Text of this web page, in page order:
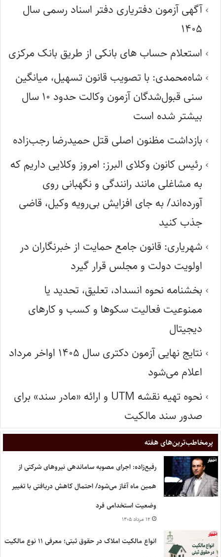
آگهی آزمون دفتریاری دفتر اسناد رسمی سال
۱۴۰۵
استعلام حساب های بانکی از طریق بانک مرکزی
شاه‌محمدی: با تصویب قانون تسهیل، میانگین
سنی قبول‌شدگان آزمون وکالت حدود ۱۰ سال
بیشتر شده است
بازداشت مظنون اصلی قتل حمیدرضا رجب‌زاده
رئیس کانون وکلای البرز: امروز وکلایی داریم که
به مشاغلی مانند رانندگی و نگهبانی روی
آورده‌اند/ به جای افزایش بی‌رویه وکیل، قاضی
جذب کنید
شهریاری: قانون جامع حمایت از خبرنگاران در
اولویت دولت و مجلس قرار گیرد
بخشنامه نحوه انسداد، تعلیق، تحدید یا
ممنوعیت فعالیت سکوها و کسب و کارهای
دیجیتال
نتایج نهایی آزمون دکتری سال ۱۴۰۵ اواخر مرداد
اعلام می‌شود
نحوه تهیه نقشه UTM و ارائه «مادر سند» برای
صدور سند مالکیت
پر‌مخاطب‌ترین‌های هفته
رفیع‌زاده: اجرای مصوبه ساماندهی نیروهای شرکتی از
همین ماه آغاز می‌شود/ احتمال کاهش دریافتی با تغییر
وضعیت استخدامی فرد
۱۲ مرداد ۱۴۰۵
انواع مالکیت املاک در حقوق ثبتی؛ معرفی ۱۱ نوع مالکیت